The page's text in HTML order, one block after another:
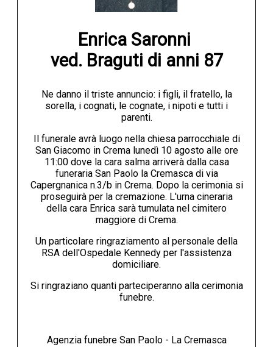
Enrica Saronni
ved. Braguti di anni 87
Ne danno il triste annuncio: i figli, il fratello, la
sorella, i cognati, le cognate, i nipoti e tutti i
parenti.
Il funerale avrà luogo nella chiesa parrocchiale di
San Giacomo in Crema lunedì 10 agosto alle ore
11:00 dove la cara salma arriverà dalla casa
funeraria San Paolo la Cremasca di via
Capergnanica n.3/b in Crema. Dopo la cerimonia si
proseguirà per la cremazione. L'urna cineraria
della cara Enrica sarà tumulata nel cimitero
maggiore di Crema.
Un particolare ringraziamento al personale della
RSA dell'Ospedale Kennedy per l'assistenza
domiciliare.
Si ringraziano quanti parteciperanno alla cerimonia
funebre.
Agenzia funebre San Paolo - La Cremasca